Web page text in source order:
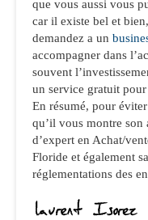
que vous aussi vous
car il existe bel et
demandez a un
accompagner dans
souvent
un service gratuit pour
En résumé, pour
qu’il vous montre
d’expert en Achat/
Floride et également
réglementations des